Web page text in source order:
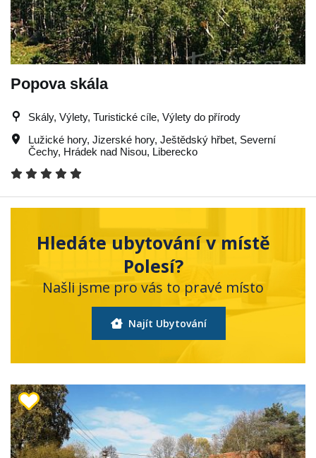
Popova skála
Skály, Výlety, Turistické cíle, Výlety do přírody
Lužické hory, Jizerské hory, Ještědský hřbet, Severní
Čechy, Hrádek nad Nisou, Liberecko
Hledáte ubytování v místě
Polesí?
Našli jsme pro vás to pravé místo
Najít Ubytování